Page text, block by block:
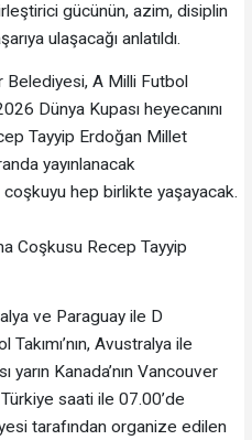
gücünün, azim, disiplin
ulaşacağı anlatıldı.
Belediyesi, A Milli Futbol
Dünya Kupası heyecanını
Tayyip Erdoğan Millet
yayınlanacak
coşkuyu hep birlikte yaşayacak.
Coşkusu Recep Tayyip
ve Paraguay ile D
Avustralya ile
yarın Kanada’nın Vancouver
saati ile 07.00’de
tarafından organize edilen